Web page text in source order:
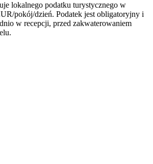
lokalnego podatku turystycznego w
pokój/dzień. Podatek jest obligatoryjny i
w recepcji, przed zakwaterowaniem